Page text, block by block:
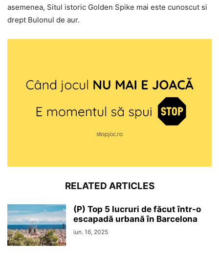
asemenea, Situl istoric Golden Spike mai este cunoscut si
drept Bulonul de aur.
RELATED ARTICLES
(P) Top 5 lucruri de făcut într-o
escapadă urbană în Barcelona
iun. 16, 2025